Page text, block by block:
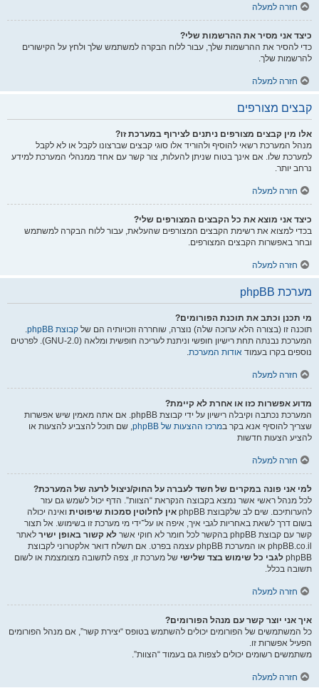
חזרה למעלה
כיצד אני מסיר את ההרשמות שלי?
כדי להסיר את ההרשמות שלך, עבור ללוח הבקרה למשתמש שלך ולחץ על הקישורים
להרשמות שלך.
חזרה למעלה
קבצים מצורפים
אלו מין קבצים מצורפים ניתנים לצירוף במערכת זו?
מנהל המערכת רשאי להוסיף ולהוריד אלו סוגי קבצים שברצונו לקבל או לא לקבל
למערכת שלו. אם אינך בטוח שניתן להעלות, צור קשר עם אחד ממנהלי המערכת למידע
נרחב יותר.
חזרה למעלה
כיצד אני מוצא את כל הקבצים המצורפים שלי?
בכדי למצוא את רשימת הקבצים המצורפים שהעלאת, עבור ללוח הבקרה למשתמש
ובחר באפשרות הקבצים המצורפים.
חזרה למעלה
מערכת phpBB
מי תכנן וכתב את תוכנת הפורומים?
תוכנה זו (בצורה הלא ערוכה שלה) נוצרה, שוחררה וזכויותיה הם של קבוצת phpBB
.
המערכת נבנתה תחת רישיון חופשי וניתנת לעריכה חופשית ומלאה (GNU-2.0). לפרטים
נוספים בקרו בעמוד אודות המערכת.
חזרה למעלה
מדוע אפשרות כזו או אחרת לא קיימת?
המערכת נכתבה וקיבלה רישיון על ידי קבוצת phpBB. אם אתה מאמין שיש אפשרות
שצריך להוסיף אנא בקר במרכז ההצעות של phpBB
, שם תוכל להצביע להצעות או
להציע הצעות חדשות
חזרה למעלה
למי אני פונה במקרים של חשד לעברה על החוק/ניצול לרעה של המערכת?
לכל מנהל ראשי אשר נמצא בקבוצה הנקראת “הצוות”. הדף יכול לשמש גם עזר
להערותיכם. שים לב שלקבוצת phpBB
אין לחלוטין סמכות שיפוטית ואינה יכולה
בשום דרך לשאת באחריות לגבי איך, איפה או על־ידי מי מערכת זו בשימוש. אל תצור
קשר עם קבוצת phpBB בהקשר לכל חומר לא חוקי אשר
לא קשור באופן ישיר לאתר
phpBB.co.il או המערכת phpBB עצמה בפרט. אם תשלח דואר אלקטרוני לקבוצת
phpBB לגבי כל שימוש בצד שלישי של מערכת זו, צפה לתשובה מצומצמת או לשום
תשובה בכלל.
חזרה למעלה
איך אני יוצר קשר עם מנהל הפורומים?
כל המשתמשים של הפורומים יכולים להשתמש בטופס “יצירת קשר”, אם מנהל הפורומים
הפעיל אפשרות זו.
משתמשים רשומים יכולים לצפות גם בעמוד “הצוות”.
חזרה למעלה